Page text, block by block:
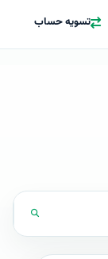
تسویه حساب